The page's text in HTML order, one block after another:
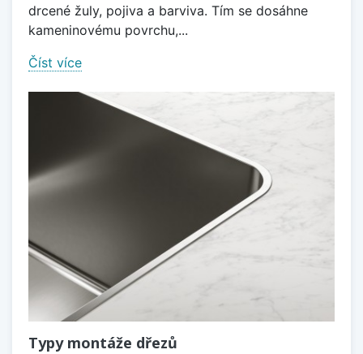
drcené žuly, pojiva a barviva. Tím se dosáhne
kameninovému povrchu,...
Číst více
Typy montáže dřezů